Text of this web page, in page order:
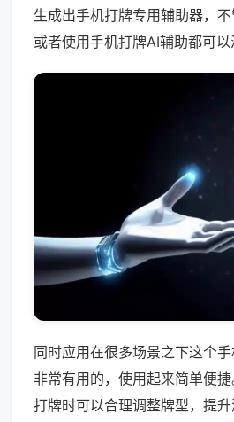
生成出手机打牌专用辅助器，
或者使用手机打牌AI辅助都可以
同时应用在很多场景之下这个
非常有用的，使用起来简单便
打牌时可以合理调整牌型，提